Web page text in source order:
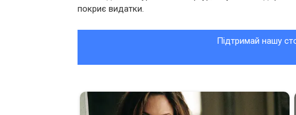
покриє видатки.
Підтримай нашу